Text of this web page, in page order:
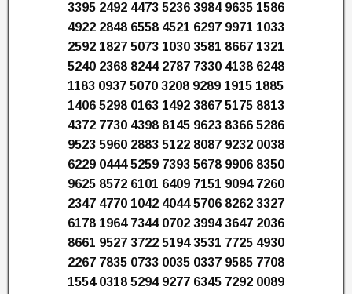
3395 2492 4473 5236 3984 9635 1586
4922 2848 6558 4521 6297 9971 1033
2592 1827 5073 1030 3581 8667 1321
5240 2368 8244 2787 7330 4138 6248
1183 0937 5070 3208 9289 1915 1885
1406 5298 0163 1492 3867 5175 8813
4372 7730 4398 8145 9623 8366 5286
9523 5960 2883 5122 8087 9232 0038
6229 0444 5259 7393 5678 9906 8350
9625 8572 6101 6409 7151 9094 7260
2347 4770 1042 4044 5706 8262 3327
6178 1964 7344 0702 3994 3647 2036
8661 9527 3722 5194 3531 7725 4930
2267 7835 0733 0035 0337 9585 7708
1554 0318 5294 9277 6345 7292 0089